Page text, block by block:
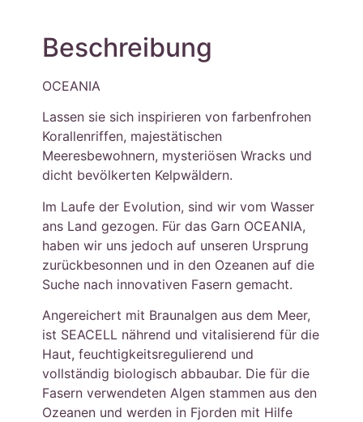
Beschreibung
OCEANIA
Lassen sie sich inspirieren von farbenfrohen
Korallenriffen, majestätischen
Meeresbewohnern, mysteriösen Wracks und
dicht bevölkerten Kelpwäldern.
Im Laufe der Evolution, sind wir vom Wasser
ans Land gezogen. Für das Garn OCEANIA,
haben wir uns jedoch auf unseren Ursprung
zurückbesonnen und in den Ozeanen auf die
Suche nach innovativen Fasern gemacht.
Angereichert mit Braunalgen aus dem Meer,
ist SEACELL nährend und vitalisierend für die
Haut, feuchtigkeitsregulierend und
vollständig biologisch abbaubar. Die für die
Fasern verwendeten Algen stammen aus den
Ozeanen und werden in Fjorden mit Hilfe